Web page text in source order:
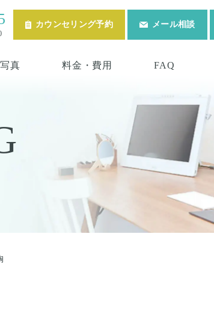
カウンセリング予約 メール相談
真 料金・費用 FAQ